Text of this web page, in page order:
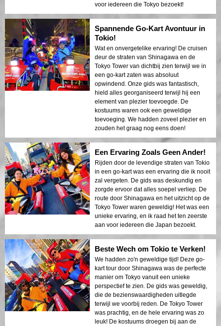
voor iedereen die Tokyo bezoekt!
Spannende Go-Kart Avontuur in
Tokio!
Wat en onvergetelike ervaring! De cruisen
deur de straten van Shinagawa en de
Tokyo Tower van dichtbij zien terwijl we in
een go-kart zaten was absoluut
opwindend. Onze gids was fantastisch,
hield alles georganiseerd terwijl hij een
element van plezier toevoegde. De
kostuums waren ook een geweldige
toevoeging. We hadden zoveel plezier en
zouden het graag nog eens doen!
Een Ervaring Zoals Geen Ander!
Rijden door de levendige straten van Tokio
in een go-kart was een ervaring die ik nooit
zal vergeten. De gids was deskundig en
zorgde ervoor dat alles soepel verliep. De
route door Shinagawa en het uitzicht op de
Tokyo Tower waren geweldig! Het was een
unieke ervaring, en ik raad het ten zeerste
aan voor iedereen die Japan bezoekt.
Beste Wech om Tokio te Verken!
We hadden zo'n geweldige tijd! Deze go-
kart tour door Shinagawa was de perfecte
manier om Tokyo vanuit een unieke
perspectief te zien. De gids was geweldig,
die de bezienswaardigheden uitlegde
terwijl we voorbij reden. De Tokyo Tower
was prachtig, en de hele ervaring was zo
leuk! De kostuums droegen bij aan de